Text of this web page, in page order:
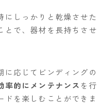
にしっかりと乾燥させた
とで、器材を長持ちさせ
に応じてビンディングの
率的にメンテナンス を行
ドを楽しむことができま